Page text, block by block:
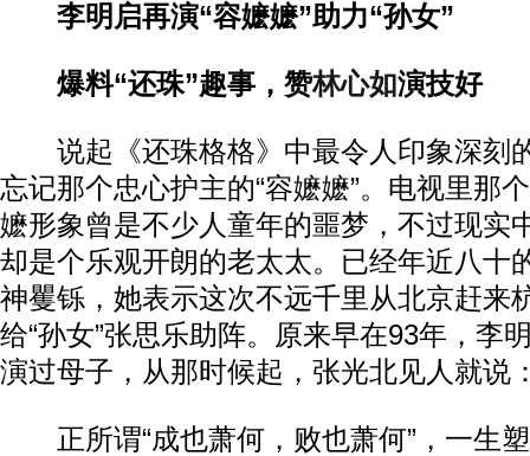
李明启再演“容嬷嬷”助力“孙女”
爆料“还珠”趣事，赞林心如演技好
说起《还珠格格》中最令人印象深刻
忘记那个忠心护主的“容嬷嬷”。电视里那
嬷形象曾是不少人童年的噩梦，不过现实
却是个乐观开朗的老太太。已经年近八十
神矍铄，她表示这次不远千里从北京赶来
给“孙女”张思乐助阵。原来早在93年，李
演过母子，从那时候起，张光北见人就说
正所谓“成也萧何，败也萧何”，一生